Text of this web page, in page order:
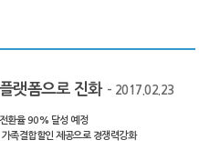
랫폼으로 진화 - 2017.02.23
환율 90% 달성 예정
가족결합할인 제공으로 경쟁력강화